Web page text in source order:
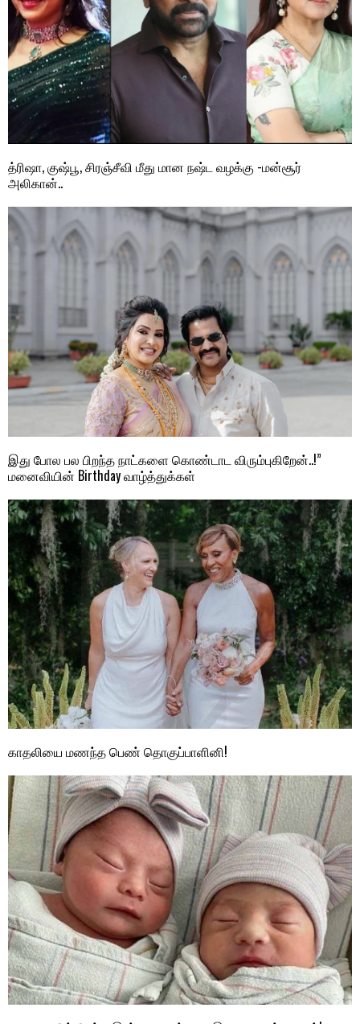
த்ரிஷா, குஷ்பூ, சிரஞ்சீவி மீது மான நஷ்ட வழக்கு -மன்சூர்
அலிகான்..
இது போல பல பிறந்த நாட்களை கொண்டாட விரும்புகிறேன்..!”
மனைவியின் Birthday வாழ்த்துக்கள்
காதலியை மணந்த பெண் தொகுப்பாளினி!